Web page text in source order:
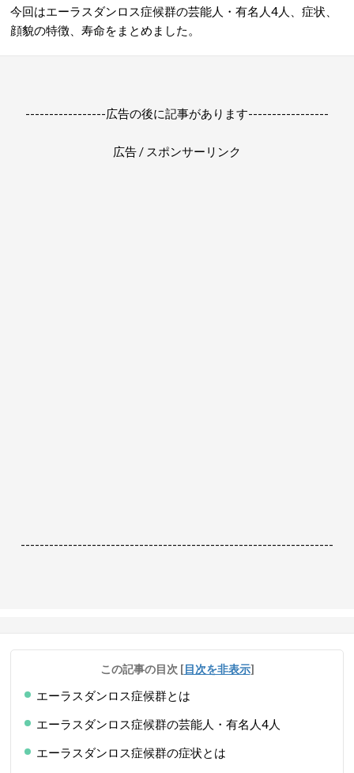
今回はエーラスダンロス症候群の芸能人・有名人4人、症状、
顔貌の特徴、寿命をまとめました。
-----------------広告の後に記事があります-----------------
広告 / スポンサーリンク
------------------------------------------------------------------
この記事の目次 [目次を非表示]
エーラスダンロス症候群とは
エーラスダンロス症候群の芸能人・有名人4人
エーラスダンロス症候群の症状とは